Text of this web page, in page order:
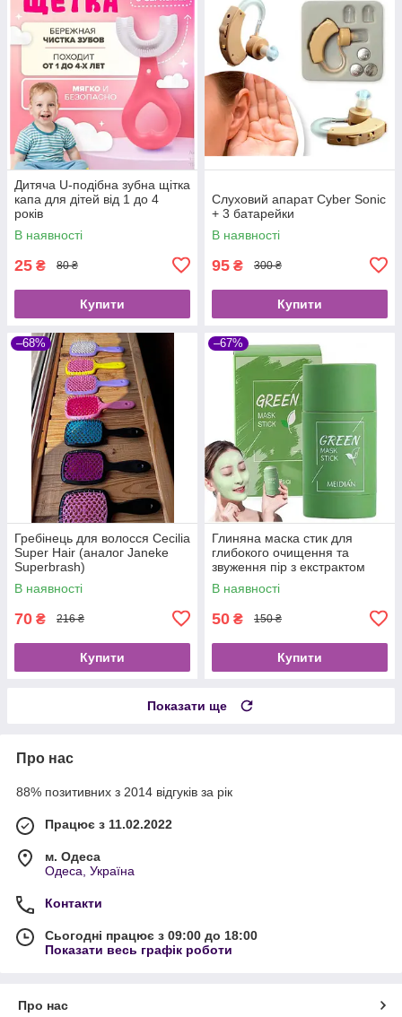
Дитяча U-подібна зубна щітка
капа для дітей від 1 до 4
років
В наявності
25 ₴ 80 ₴
Купити
Слуховий апарат Cyber Sonic
+ 3 батарейки
В наявності
95 ₴ 300 ₴
Купити
–68%
Гребінець для волосся Cecilia
Super Hair (аналог Janeke
Superbrash)
В наявності
70 ₴ 216 ₴
Купити
–67%
Глиняна маска стик для
глибокого очищення та
звуження пір з екстрактом
Зеленого Чаю Green Mask
Stick MEIDIAN
В наявності
50 ₴ 150 ₴
Купити
Показати ще
Про нас
88% позитивних з 2014 відгуків за рік
Працює з 11.02.2022
м. Одеса
Одеса, Україна
Контакти
Сьогодні працює з 09:00 до 18:00
Показати весь графік роботи
Про нас